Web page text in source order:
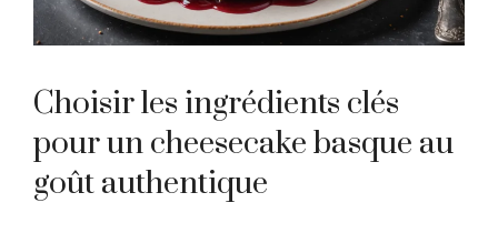
Choisir les ingrédients clés
pour un cheesecake basque au
goût authentique